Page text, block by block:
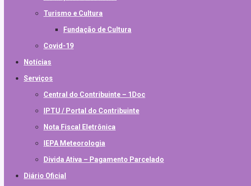
Turismo e Cultura
Fundação de Cultura
Covid-19
Notícias
Serviços
Central do Contribuinte – 1Doc
IPTU / Portal do Contribuinte
Nota Fiscal Eletrônica
IEPA Meteorologia
Divida Ativa – Pagamento Parcelado
Diário Oficial